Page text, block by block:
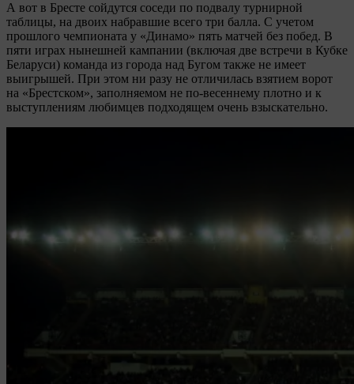
А вот в Бресте сойдутся соседи по подвалу турнирной
таблицы, на двоих набравшие всего три балла. С учетом
прошлого чемпионата у «Динамо» пять матчей без побед. В
пяти играх нынешней кампании (включая две встречи в Кубке
Беларуси) команда из города над Бугом также не имеет
выигрышей. При этом ни разу не отличилась взятием ворот
на «Брестском», заполняемом не по-весеннему плотно и к
выступлениям любимцев подходящем очень взыскательно.